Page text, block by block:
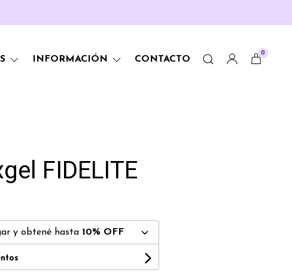
INFORMACIÓN CONTACTO
0
FIDELITE
y obtené hasta 10% OFF